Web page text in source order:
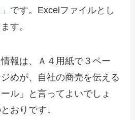
です。Excelファイルとし
す。
報は、Ａ４用紙で３ペー
めが、自社の商売を伝える
ル」と言ってよいでしょ
おりです↓